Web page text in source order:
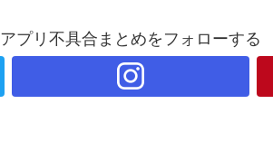
アプリ不具合まとめをフォローする